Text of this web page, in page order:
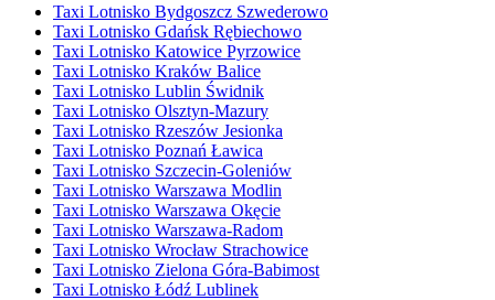
Taxi Lotnisko Bydgoszcz Szwederowo
Taxi Lotnisko Gdańsk Rębiechowo
Taxi Lotnisko Katowice Pyrzowice
Taxi Lotnisko Kraków Balice
Taxi Lotnisko Lublin Świdnik
Taxi Lotnisko Olsztyn-Mazury
Taxi Lotnisko Rzeszów Jesionka
Taxi Lotnisko Poznań Ławica
Taxi Lotnisko Szczecin-Goleniów
Taxi Lotnisko Warszawa Modlin
Taxi Lotnisko Warszawa Okęcie
Taxi Lotnisko Warszawa-Radom
Taxi Lotnisko Wrocław Strachowice
Taxi Lotnisko Zielona Góra-Babimost
Taxi Lotnisko Łódź Lublinek